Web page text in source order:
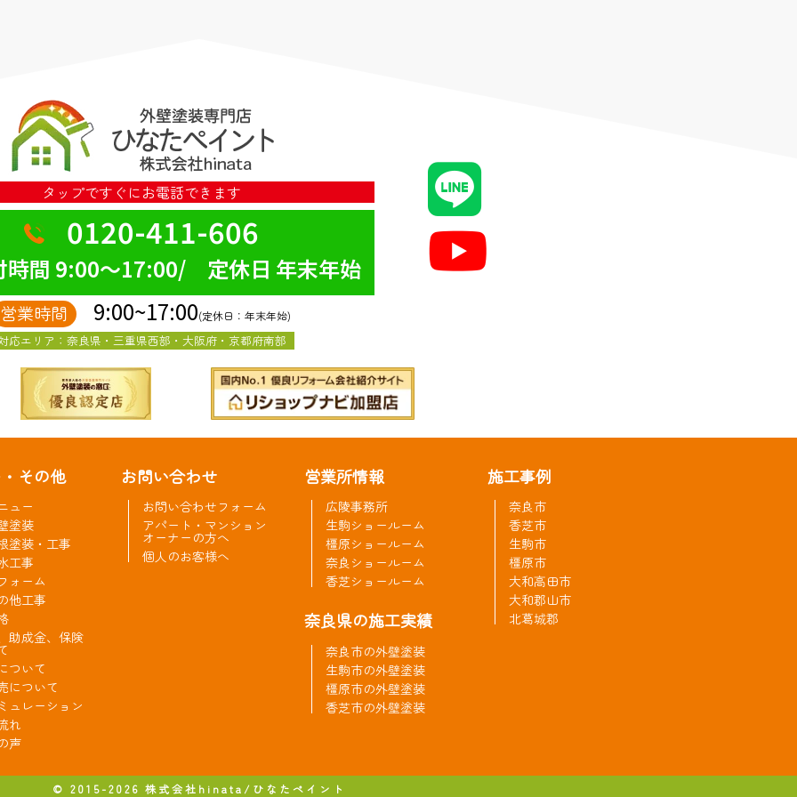
タップですぐにお電話できます
0120-411-606
時間 9:00～17:00/ 定休日 年末年始
営業時間 9:00~17:00(定休日：年末年始)
応エリア：奈良県・三重県西部・大阪府・京都府南部
その他
ュー
塗装
塗装・工事
工事
ォーム
他工事
助成金、保険
ついて
について
ュレーション
れ
声
お問い合わせ
お問い合わせフォーム
アパート・マンション
オーナーの方へ
個人のお客様へ
営業所情報
広陵事務所
生駒ショールーム
橿原ショールーム
奈良ショールーム
香芝ショールーム
奈良県の施工実績
奈良市の外壁塗装
生駒市の外壁塗装
橿原市の外壁塗装
香芝市の外壁塗装
施工事例
奈良市
香芝市
生駒市
橿原市
大和高田市
大和郡山市
北葛城郡
© 2015-2026 株式会社hinata/ひなたペイント